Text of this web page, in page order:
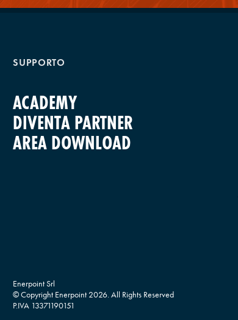
SUPPORTO
ACADEMY
DIVENTA PARTNER
AREA DOWNLOAD
Enerpoint Srl
© Copyright Enerpoint 2026. All Rights Reserved
P.IVA 13371190151